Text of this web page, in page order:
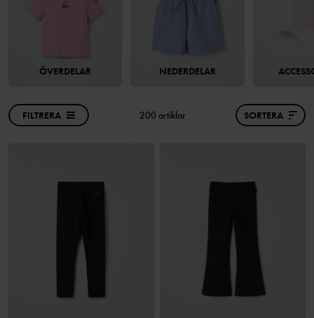
ÖVERDELAR NEDERDELAR
FILTRERA 200 artiklar SORTERA